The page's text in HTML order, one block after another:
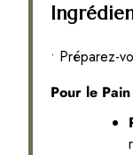
• Préparez-
Pour le Pain